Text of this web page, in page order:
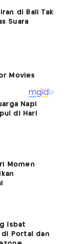
di Bali Tak
Suara
Napi
di Hari
Momen
Isbat
di Portal dan